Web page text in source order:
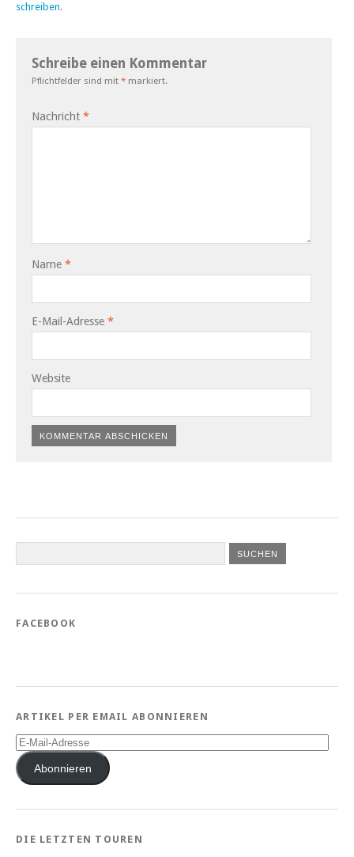
schreiben.
Schreibe einen Kommentar
Pflichtfelder sind mit * markiert.
Nachricht *
Name *
E-Mail-Adresse *
Website
FACEBOOK
ARTIKEL PER EMAIL ABONNIEREN
E-
Mail-
AdresseAbonnieren
DIE LETZTEN TOUREN